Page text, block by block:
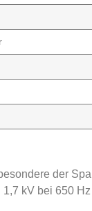
der
kV bei 650